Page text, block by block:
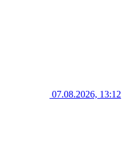
07.08.2026, 13:12